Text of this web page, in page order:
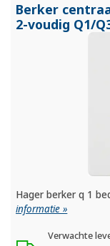
Berker
2-voudig Q1/
Hager berker q 1
informatie »
Verwachte